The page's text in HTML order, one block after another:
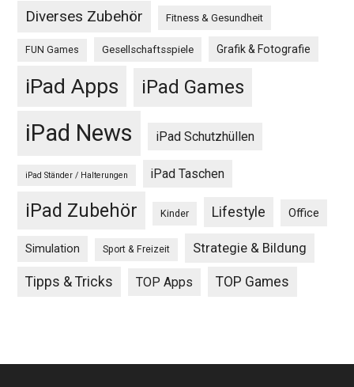
Diverses Zubehör Fitness & Gesundheit
FUN Games Gesellschaftsspiele Grafik & Fotografie
iPad Apps iPad Games
iPad News iPad Schutzhüllen
iPad Ständer / Halterungen iPad Taschen
iPad Zubehör Kinder Lifestyle Office
Simulation Sport & Freizeit Strategie & Bildung
Tipps & Tricks TOP Apps TOP Games